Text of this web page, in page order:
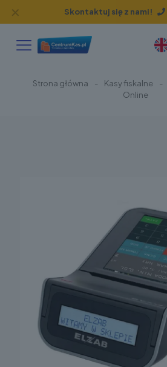
Skontaktuj się z nami!
✕
Strona główna - Kasy fiskalne -
Online